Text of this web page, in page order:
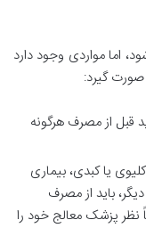
اما مواردی وجود دارد
گیرد:
قبل از مصرف هرگونه
کلیوی یا کبدی، بیماری
باید از مصرف
نظر پزشک معالج خود را